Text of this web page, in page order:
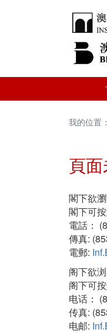
我的位置：
頁
閣下欲
閣下可按
電話：
傳真:
電郵:
阁下欲
阁下可按
电话：
传真:
电邮: